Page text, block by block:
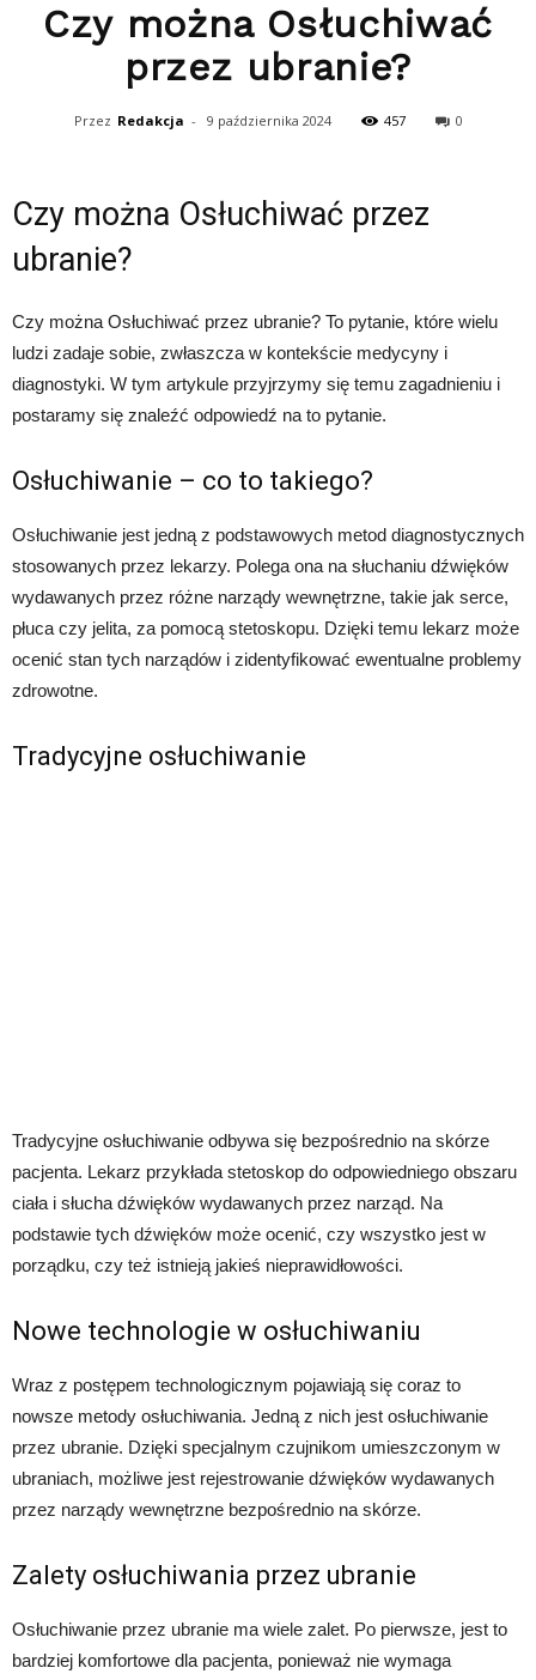
Czy można Osłuchiwać
przez ubranie?
Przez Redakcja - 9 października 2024 457 0
Czy można Osłuchiwać przez
ubranie?
Czy można Osłuchiwać przez ubranie? To pytanie, które wielu
ludzi zadaje sobie, zwłaszcza w kontekście medycyny i
diagnostyki. W tym artykule przyjrzymy się temu zagadnieniu i
postaramy się znaleźć odpowiedź na to pytanie.
Osłuchiwanie – co to takiego?
Osłuchiwanie jest jedną z podstawowych metod diagnostycznych
stosowanych przez lekarzy. Polega ona na słuchaniu dźwięków
wydawanych przez różne narządy wewnętrzne, takie jak serce,
płuca czy jelita, za pomocą stetoskopu. Dzięki temu lekarz może
ocenić stan tych narządów i zidentyfikować ewentualne problemy
zdrowotne.
Tradycyjne osłuchiwanie
Tradycyjne osłuchiwanie odbywa się bezpośrednio na skórze
pacjenta. Lekarz przykłada stetoskop do odpowiedniego obszaru
ciała i słucha dźwięków wydawanych przez narząd. Na
podstawie tych dźwięków może ocenić, czy wszystko jest w
porządku, czy też istnieją jakieś nieprawidłowości.
Nowe technologie w osłuchiwaniu
Wraz z postępem technologicznym pojawiają się coraz to
nowsze metody osłuchiwania. Jedną z nich jest osłuchiwanie
przez ubranie. Dzięki specjalnym czujnikom umieszczonym w
ubraniach, możliwe jest rejestrowanie dźwięków wydawanych
przez narządy wewnętrzne bezpośrednio na skórze.
Zalety osłuchiwania przez ubranie
Osłuchiwanie przez ubranie ma wiele zalet. Po pierwsze, jest to
bardziej komfortowe dla pacjenta, ponieważ nie wymaga